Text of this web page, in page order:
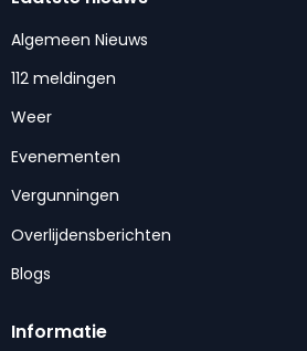
Algemeen Nieuws
112 meldingen
Weer
Evenementen
Vergunningen
Overlijdensberichten
Blogs
Informatie